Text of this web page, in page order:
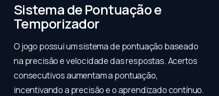
Sistema de Pontuação e
Temporizador
O jogo possui um sistema de pontuação baseado
na precisão e velocidade das respostas. Acertos
consecutivos aumentam a pontuação,
incentivando a precisão e o aprendizado contínuo.